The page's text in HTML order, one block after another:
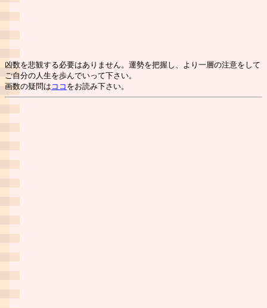
凶数を悲観する必要はありません。運勢を把握し、より一層の注意をして
ご自分の人生を歩んでいって下さい。
画数の疑問は ココ をお読み下さい。